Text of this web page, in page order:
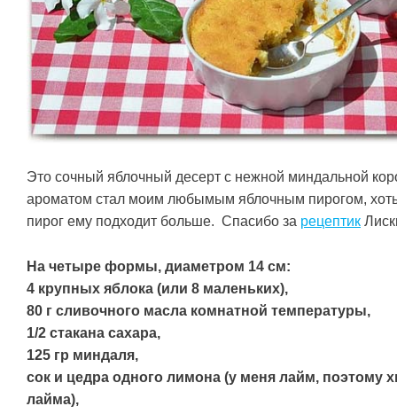
Это сочный яблочный десерт с нежной миндальной
ароматом стал моим любымым яблочным пирогом, хоть
пирог ему подходит больше. Спасибо за рецептик
На четыре формы, диаметром 14 см:
4 крупных яблока (или 8 маленьких),
80 г сливочного масла комнатной температуры,
1/2 стакана сахара,
125 гр миндаля,
сок и цедра одного лимона (у меня лайм, поэтому
лайма),